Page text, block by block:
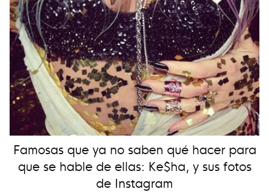
Famosas que ya no saben qué hacer para
que se hable de ellas: Ke$ha, y sus fotos
de Instagram